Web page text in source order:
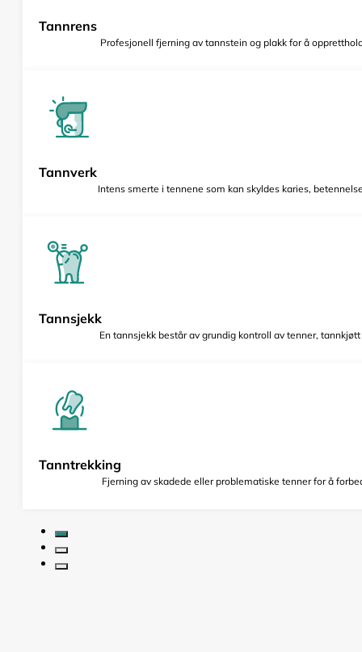
Tannrens
Profesjonell fjerning av tannstein og plakk for å
Tannverk
Intens smerte i tennene som kan skyldes karies,
Tannsjekk
En tannsjekk består av grundig kontroll av tenner,
Tanntrekking
Fjerning av skadede eller problematiske tenner for å